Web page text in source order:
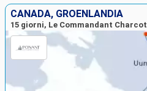
CANADA, GROENLANDIA
15 giorni, Le Commandant Charcot